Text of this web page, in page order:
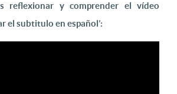
reflexionar y comprender el vídeo
el subtitulo en español’: